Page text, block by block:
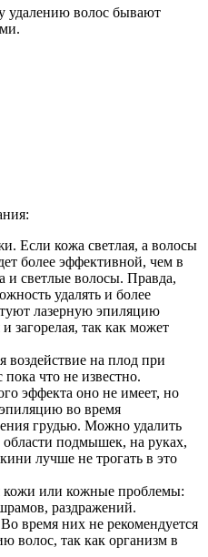
удалению волос бывают
Если кожа светлая, а волосы
более эффективной, чем в
и светлые волосы. Правда,
удалять и более
лазерную эпиляцию
загорелая, так как может
воздействие на плод при
что не известно.
эффекта оно не имеет, но
во время
грудью. Можно удалить
подмышек, на руках,
лучше не трогать в это
кожи или кожные проблемы:
раздражений.
время них не рекомендуется
волос, так как организм в